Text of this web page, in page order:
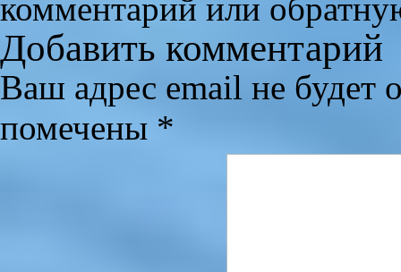
комментарий или
Добавить комментарий
Ваш адрес email не будет
помечены *